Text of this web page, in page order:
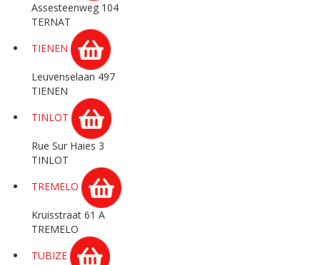
Assesteenweg 104
TERNAT
TIENEN
Leuvenselaan 497
TIENEN
TINLOT
Rue Sur Haies 3
TINLOT
TREMELO
Kruisstraat 61 A
TREMELO
TUBIZE